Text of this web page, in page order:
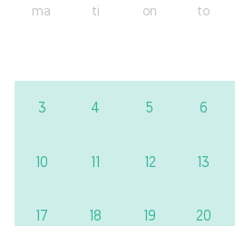
ma ti on to
3 4 5 6
10 11 12 13
17 18 19 20